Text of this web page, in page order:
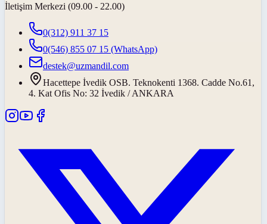
İletişim Merkezi (09.00 - 22.00)
0(312) 911 37 15
0(546) 855 07 15 (WhatsApp)
destek@uzmandil.com
Hacettepe İvedik OSB. Teknokenti 1368. Cadde No.61,
4. Kat Ofis No: 32 İvedik / ANKARA